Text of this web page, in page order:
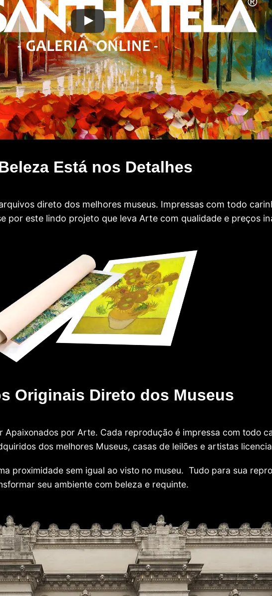
Está nos Detalhes
direto dos melhores museus. Impressas com todo
por este lindo projeto que leva Arte com qualidade e preços
Originais Direto dos Museus
Apaixonados por Arte. Cada reprodução é impressa com todo
dos melhores Museus, casas de leilões e artistas
proximidade sem igual ao visto no museu. Tudo para sua
seu ambiente com beleza e requinte.